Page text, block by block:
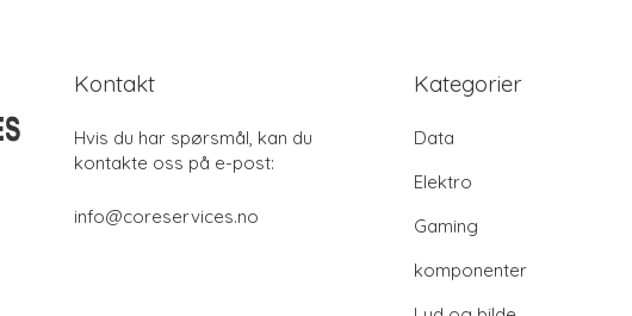
Kontakt
Hvis du har spørsmål, kan du
kontakte oss på e-post:
info@coreservices.no
Kategorier
Data
Elektro
Gaming
komponenter